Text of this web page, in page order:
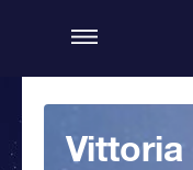
Vittoria